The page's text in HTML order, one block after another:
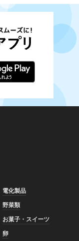
電化製品
野菜類
お菓子・スイーツ
卵